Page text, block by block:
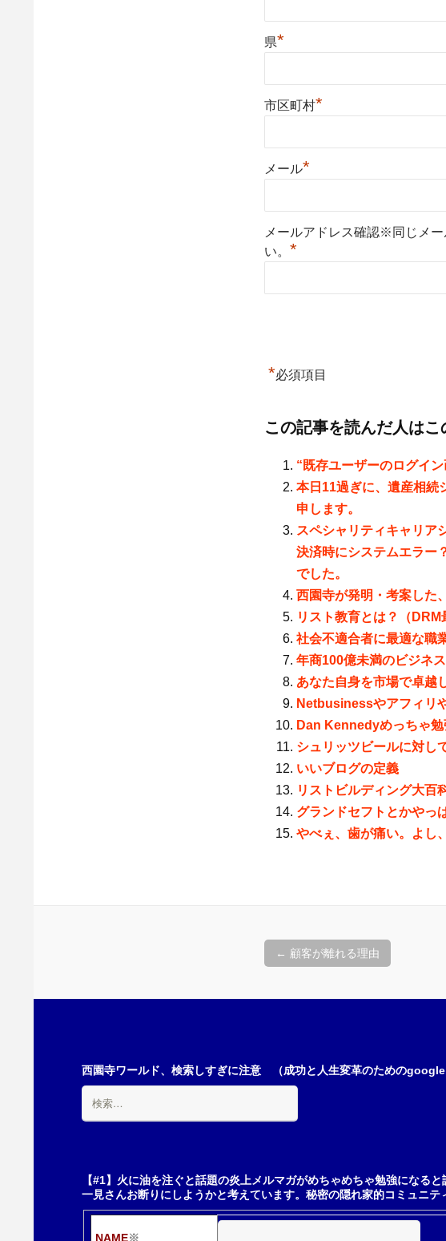
県*
市区町村*
メール*
メールアドレス確認※同じメ
い。 *
*必須項目
この記事を読んだ人は
“既存ユーザーのログイ
本日11過ぎに、遺産相続
申します。
スペシャリティキャリ
決済時にシステムエラー
でした。
西園寺が発明・考案した
リスト教育とは？（DRM
社会不適合者に最適な職
年商100億未満のビジネ
あなた自身を市場で卓越
Netbusinessやアフィリ
Dan Kennedyめっちゃ勉
シュリッツビールに対し
いいブログの定義
リストビルディング大百
グランドセフトとかやっ
やべぇ、歯が痛い。よし
稿
← 顧客が離れる理由
西園寺ワールド、検索しすぎに注意 （成功と人生変革のためのgoogle
索:
【#1】火に油を注ぐと話題の炎上メルマガがめちゃめちゃ勉強になる
一見さんお断りにしようかと考えています。秘密の隠れ家的コミュニテ
NAME※